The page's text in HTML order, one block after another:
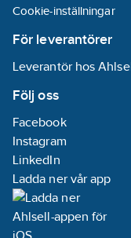
Cookie-inställningar
För leverantörer
Leverantör hos
Följ oss
Facebook
Instagram
LinkedIn
Ladda ner vår app